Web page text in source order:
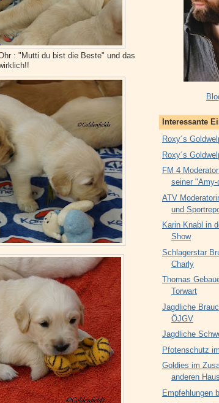
: "Mutti du bist die Beste" und das
Interessante
Roxy´s
Roxy´s
FM 4
seiner "Amy-
ATV
und
Karin Knabl in
Show
Schlagerstar
Charly
Thomas
Torwart
Jagdliche
ÖJGV
Jagdliche
Pfotenschutz
Goldies im
anderen
Empfehlungen